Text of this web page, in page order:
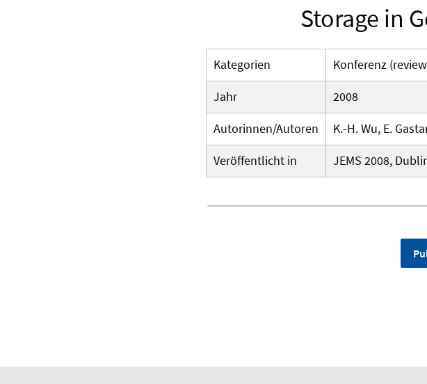
Storage in
Kategorien
Konferenz
Jahr
2008
Autorinnen/Autoren
K.-H. Wu, E.
Veröffentlicht in
JEMS 2008,